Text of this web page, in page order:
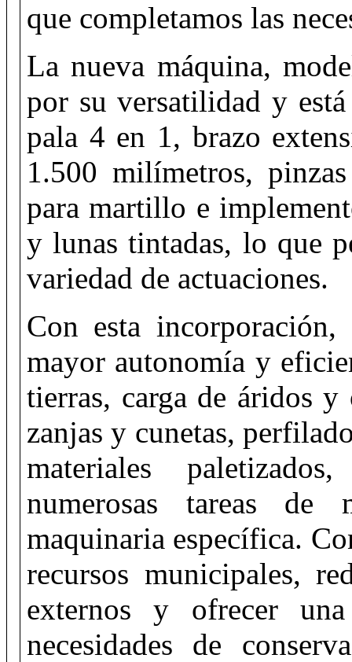
que completamos las
La nueva máquina,
por su versatilidad y
pala 4 en 1, brazo
1.500 milímetros,
para martillo e
y lunas tintadas, lo que
variedad de actuaciones.
Con esta
mayor autonomía y
tierras, carga de áridos y
zanjas y cunetas,
materiales
numerosas tareas de
maquinaria específica.
recursos municipales,
externos y ofrecer
necesidades de